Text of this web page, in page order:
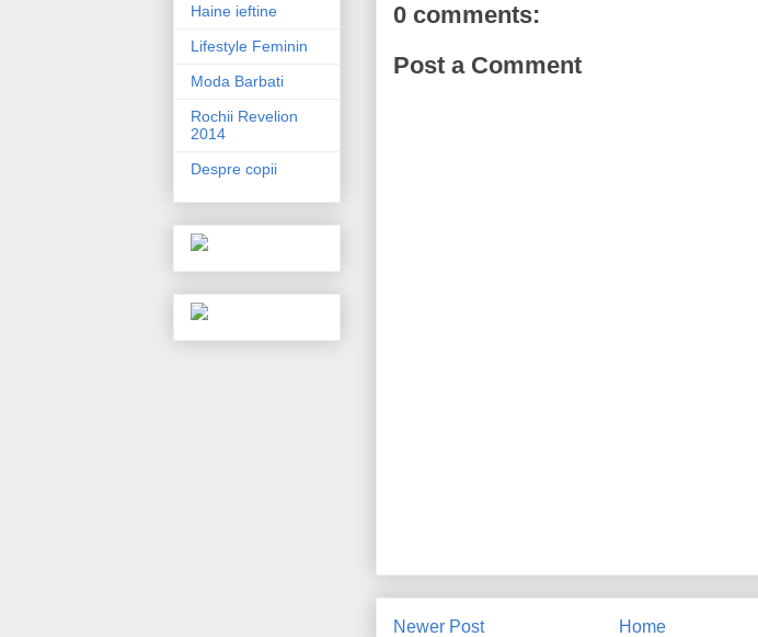
0 comments:
Post a Comment
Newer Post Home
Haine ieftine
Lifestyle Feminin
Moda Barbati
Rochii Revelion
2014
Despre copii